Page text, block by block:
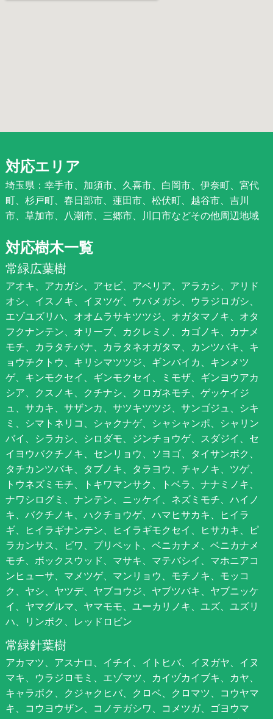
対応エリア
埼玉県：幸手市、加須市、久喜市、白岡市、伊奈町、宮代
町、杉戸町、春日部市、蓮田市、松伏町、越谷市、吉川
市、草加市、八潮市、三郷市、川口市などその他周辺地域
対応樹木一覧
常緑広葉樹
アオキ、アカガシ、アセビ、アベリア、アラカシ、アリド
オシ、イスノキ、イヌツゲ、ウバメガシ、ウラジロガシ、
エゾユズリハ、オオムラサキツツジ、オガタマノキ、オタ
フクナンテン、オリーブ、カクレミノ、カゴノキ、カナメ
モチ、カラタチバナ、カラタネオガタマ、カンツバキ、キ
ョウチクトウ、キリシマツツジ、ギンバイカ、キンメツ
ゲ、キンモクセイ、ギンモクセイ、ミモザ、ギンヨウアカ
シア、クスノキ、クチナシ、クロガネモチ、ゲッケイジ
ュ、サカキ、サザンカ、サツキツツジ、サンゴジュ、シキ
ミ、シマトネリコ、シャクナゲ、シャシャンポ、シャリン
バイ、シラカシ、シロダモ、ジンチョウゲ、スダジイ、セ
イヨウバクチノキ、センリョウ、ソヨゴ、タイサンボク、
タチカンツバキ、タブノキ、タラヨウ、チャノキ、ツゲ、
トウネズミモチ、トキワマンサク、トベラ、ナナミノキ、
ナワシログミ、ナンテン、ニッケイ、ネズミモチ、ハイノ
キ、バクチノキ、ハクチョウゲ、ハマヒサカキ、ヒイラ
ギ、ヒイラギナンテン、ヒイラギモクセイ、ヒサカキ、ピ
ラカンサス、ビワ、プリペット、ベニカナメ、ベニカナメ
モチ、ボックスウッド、マサキ、マテバシイ、マホニアコ
ンヒューサ、マメツゲ、マンリョウ、モチノキ、モッコ
ク、ヤシ、ヤツデ、ヤブコウジ、ヤブツバキ、ヤブニッケ
イ、ヤマグルマ、ヤマモモ、ユーカリノキ、ユズ、ユズリ
ハ、リンボク、レッドロビン
常緑針葉樹
アカマツ、アスナロ、イチイ、イトヒバ、イヌガヤ、イヌ
マキ、ウラジロモミ、エゾマツ、カイヅカイブキ、カヤ、
キャラボク、クジャクヒバ、クロベ、クロマツ、コウヤマ
キ、コウヨウザン、コノテガシワ、コメツガ、ゴヨウマ